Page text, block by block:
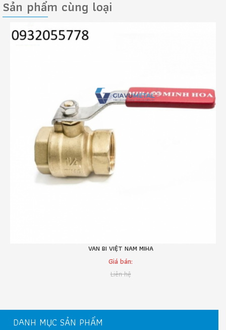
Sản phẩm cùng loại
VAN BI VIỆT NAM MIHA
Giá bán:
Liên hệ
DANH MỤC SẢN PHẨM